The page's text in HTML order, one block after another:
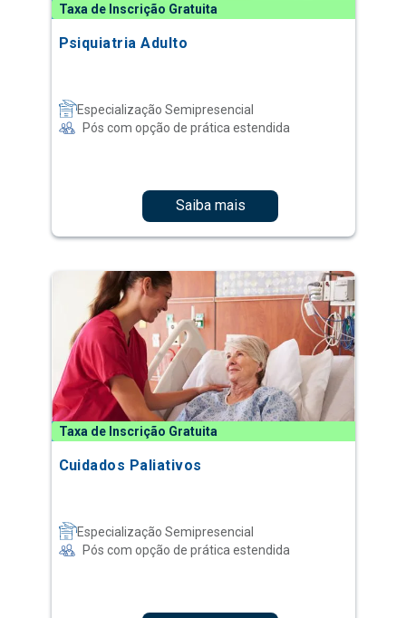
Taxa de Inscrição Gratuita
Psiquiatria Adulto
Especialização Semipresencial
Pós com opção de prática estendida
Saiba mais
Taxa de Inscrição Gratuita
Cuidados Paliativos
Especialização Semipresencial
Pós com opção de prática estendida